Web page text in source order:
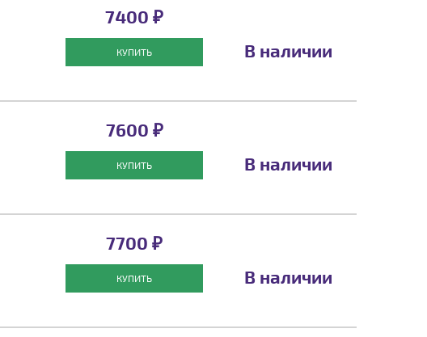
7400 ₽
КУПИТЬ В наличии
7600 ₽
КУПИТЬ В наличии
7700 ₽
КУПИТЬ В наличии